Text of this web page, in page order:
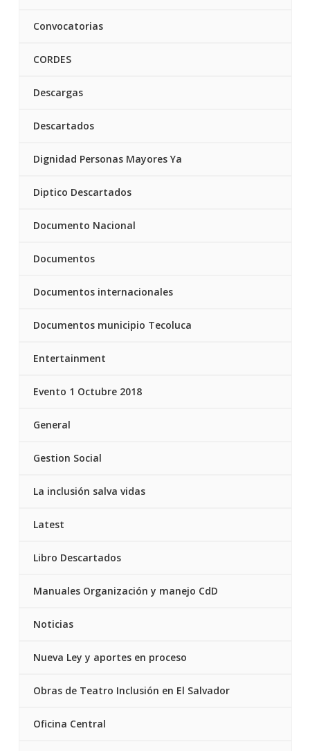
Convocatorias
CORDES
Descargas
Descartados
Dignidad Personas Mayores Ya
Diptico Descartados
Documento Nacional
Documentos
Documentos internacionales
Documentos municipio Tecoluca
Entertainment
Evento 1 Octubre 2018
General
Gestion Social
La inclusión salva vidas
Latest
Libro Descartados
Manuales Organización y manejo CdD
Noticias
Nueva Ley y aportes en proceso
Obras de Teatro Inclusión en El Salvador
Oficina Central